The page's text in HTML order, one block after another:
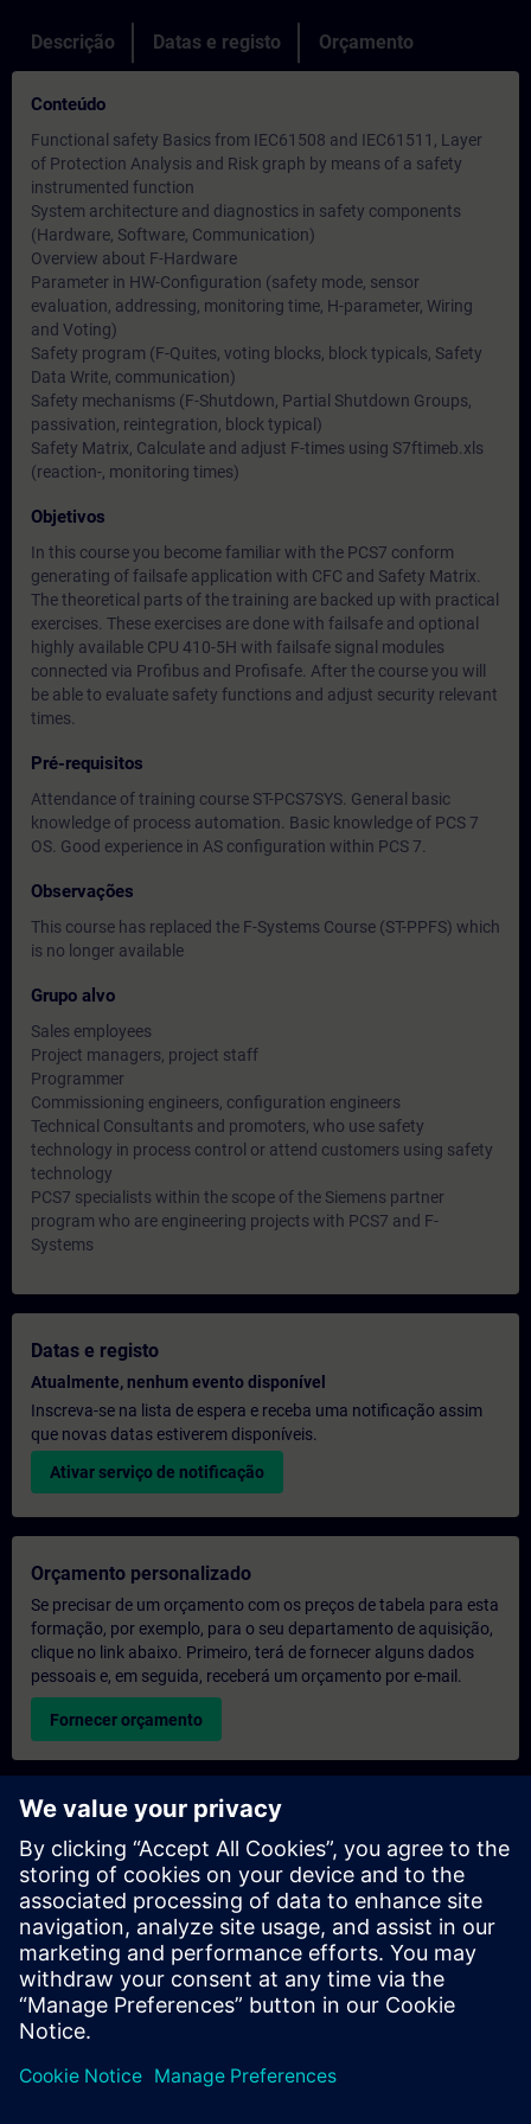
Descrição Datas e registo Orçamento
Conteúdo
Functional safety Basics from IEC61508 and IEC61511, Layer
of Protection Analysis and Risk graph by means of a safety
instrumented function
System architecture and diagnostics in safety components
(Hardware, Software, Communication)
Overview about F-Hardware
Parameter in HW-Configuration (safety mode, sensor
evaluation, addressing, monitoring time, H-parameter, Wiring
and Voting)
Safety program (F-Quites, voting blocks, block typicals, Safety
Data Write, communication)
Safety mechanisms (F-Shutdown, Partial Shutdown Groups,
passivation, reintegration, block typical)
Safety Matrix, Calculate and adjust F-times using S7ftimeb.xls
(reaction-, monitoring times)
Objetivos
In this course you become familiar with the PCS7 conform
generating of failsafe application with CFC and Safety Matrix.
The theoretical parts of the training are backed up with practical
exercises. These exercises are done with failsafe and optional
highly available CPU 410-5H with failsafe signal modules
connected via Profibus and Profisafe. After the course you will
be able to evaluate safety functions and adjust security relevant
times.
Pré-requisitos
Attendance of training course ST-PCS7SYS. General basic
knowledge of process automation. Basic knowledge of PCS 7
OS. Good experience in AS configuration within PCS 7.
Observações
This course has replaced the F-Systems Course (ST-PPFS) which
is no longer available
Grupo alvo
Sales employees
Project managers, project staff
Programmer
Commissioning engineers, configuration engineers
Technical Consultants and promoters, who use safety
technology in process control or attend customers using safety
technology
PCS7 specialists within the scope of the Siemens partner
program who are engineering projects with PCS7 and F-
Systems
Datas e registo
Atualmente, nenhum evento disponível
Inscreva-se na lista de espera e receba uma notificação assim
que novas datas estiverem disponíveis.
Ativar serviço de notificação
Orçamento personalizado
Se precisar de um orçamento com os preços de tabela para esta
formação, por exemplo, para o seu departamento de aquisição,
clique no link abaixo. Primeiro, terá de fornecer alguns dados
pessoais e, em seguida, receberá um orçamento por e-mail.
Fornecer orçamento
Pedido de informações sobre formação exclusiva
Preencha o formulário de pedido de informação abaixo se
desejar receber um orçamento para um curso de formação
exclusiva, seja nas suas instalações, online ou no nosso centro
de formação SITRAIN. Este tipo de pedido seria adequado para
grupos maiores (a partir de 6 pessoas). Depois de nos fornecer
os seus dados de contacto e as suas necessidades de
formação, receberá um orçamento da nossa parte.
Solicitar orçamento exclusivo